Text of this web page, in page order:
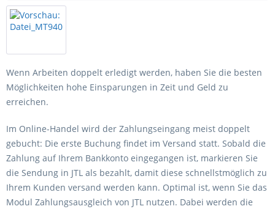
Wenn Arbeiten doppelt erledigt werden, haben Sie die besten
Möglichkeiten hohe Einsparungen in Zeit und Geld zu
erreichen.
Im Online-Handel wird der Zahlungseingang meist doppelt
gebucht: Die erste Buchung findet im Versand statt. Sobald die
Zahlung auf Ihrem Bankkonto eingegangen ist, markieren Sie
die Sendung in JTL als bezahlt, damit diese schnellstmöglich zu
Ihrem Kunden versand werden kann. Optimal ist, wenn Sie das
Modul Zahlungsausgleich von JTL nutzen. Dabei werden die